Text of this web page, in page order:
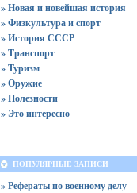
» Новая и новейшая история
» Физкультура и спорт
» История СССР
» Транспорт
» Туризм
» Оружие
» Полезности
» Это интересно
ПОПУЛЯРНЫЕ ЗАПИСИ
» Рефераты по военному делу